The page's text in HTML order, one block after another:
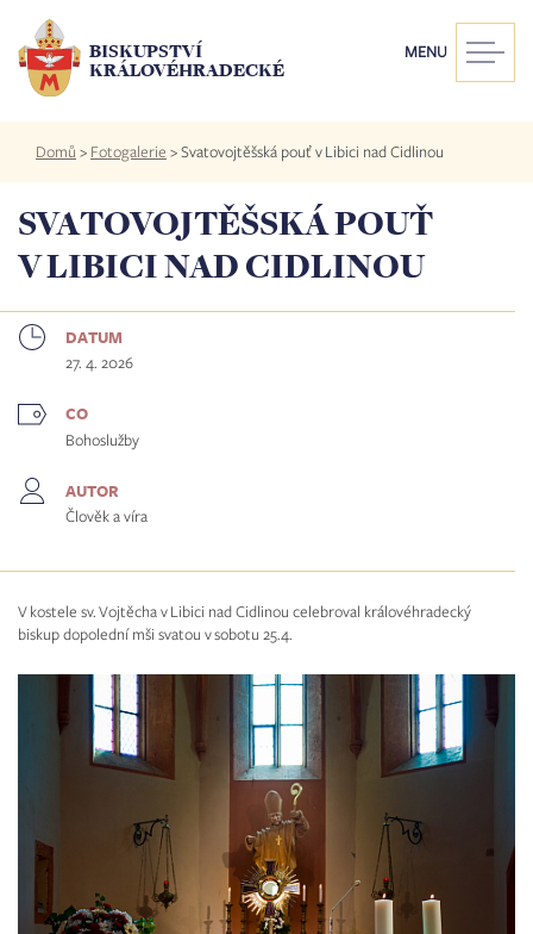
hlavnímu
obsahu
BISKUPSTVÍ
KRÁLOVÉHRADECKÉ
MENU
Drobečková
navigace
Domů > Fotogalerie >Svatovojtěšská pouť v Libici nad Cidlinou
SVATOVOJTĚŠSKÁ POUŤ
V LIBICI NAD CIDLINOU
DATUM
27. 4. 2026
CO
Bohoslužby
AUTOR
Člověk a víra
V kostele sv. Vojtěcha v Libici nad Cidlinou celebroval královéhradecký
biskup dopolední mši svatou v sobotu 25.4.